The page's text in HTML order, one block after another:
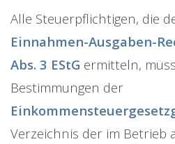
Alle Steuerpflichtigen, die
Einnahmen-Ausgaben-
Abs. 3 EStG ermitteln,
Bestimmungen der
Verzeichnis der im Betrieb